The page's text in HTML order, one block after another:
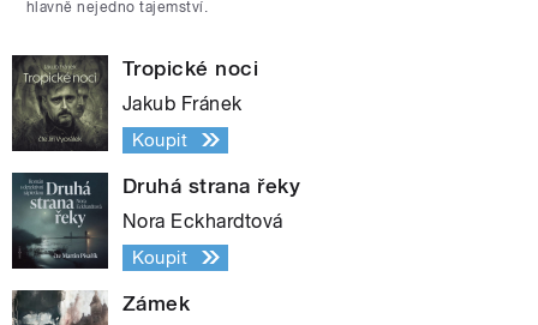
hlavně nejedno tajemství.
Tropické noci
Jakub Fránek
Koupit
Druhá strana řeky
Nora Eckhardtová
Koupit
Zámek